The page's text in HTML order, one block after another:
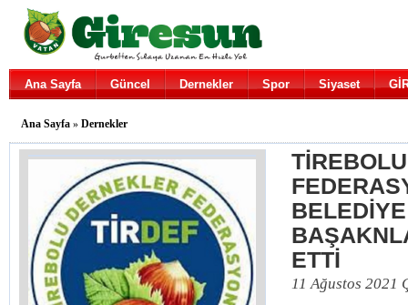
Ana Sayfa Güncel Dernekler Spor Siyaset
Ana Sayfa » Dernekler
BELEDİYE
ETTİ
11 Ağustos 2021